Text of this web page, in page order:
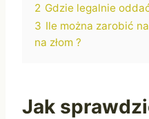
2 Gdzie legalnie
3 Ile można zarobić
na złom ?
Jak